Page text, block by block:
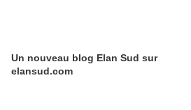
Un nouveau blog Elan Sud sur
elansud.com